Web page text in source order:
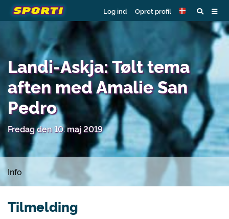
Log ind Opret profil
Landi-Askja: Tølt tema
aften med Amalie San
Pedro
Fredag den 10. maj 2019
Info
Tilmelding